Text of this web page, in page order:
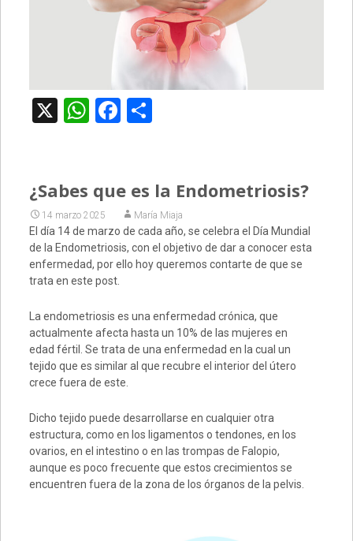
X WhatsApp
Facebook
¿Sabes que es la Endometriosis?
14 marzo 2025 María Miaja
El día 14 de marzo de cada año, se celebra el Día Mundial
de la Endometriosis, con el objetivo de dar a conocer esta
enfermedad, por ello hoy queremos contarte de que se
trata en este post.
La endometriosis es una enfermedad crónica, que
actualmente afecta hasta un 10% de las mujeres en
edad fértil. Se trata de una enfermedad en la cual un
tejido que es similar al que recubre el interior del útero
crece fuera de este.
Dicho tejido puede desarrollarse en cualquier otra
estructura, como en los ligamentos o tendones, en los
ovarios, en el intestino o en las trompas de Falopio,
aunque es poco frecuente que estos crecimientos se
encuentren fuera de la zona de los órganos de la pelvis.